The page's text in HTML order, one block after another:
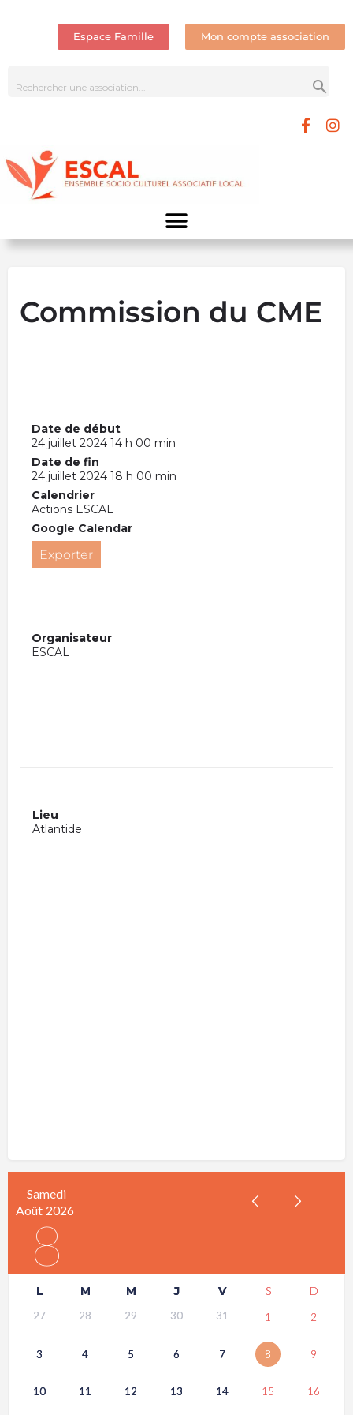
Espace Famille Mon compte association
Commission du CME
Date de début
24 juillet 2024 14 h 00 min
Date de fin
24 juillet 2024 18 h 00 min
Calendrier
Actions ESCAL
Google Calendar
Exporter
Organisateur
ESCAL
Lieu
Atlantide
Samedi
Août 2026
8
L M M J V S D
27 28 29 30 31 1 2
3 4 5 6 7 8 9
10 11 12 13 14 15 16